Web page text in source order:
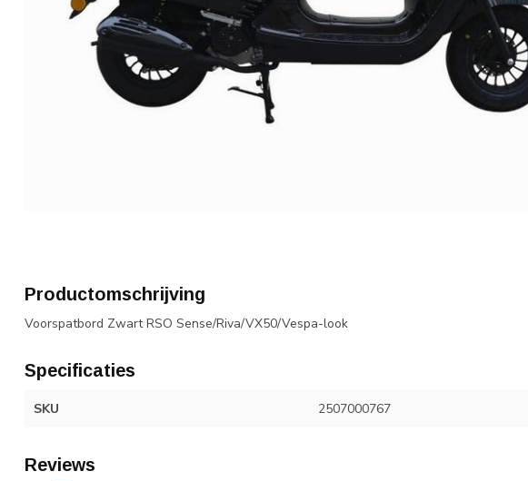
Productomschrijving
Voorspatbord Zwart RSO Sense/Riva/VX50/Vespa-look
Specificaties
SKU 2507000767
Reviews